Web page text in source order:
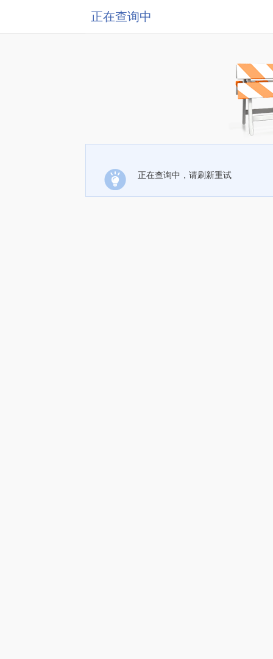
正在查询中
正在查询中，请刷新重试